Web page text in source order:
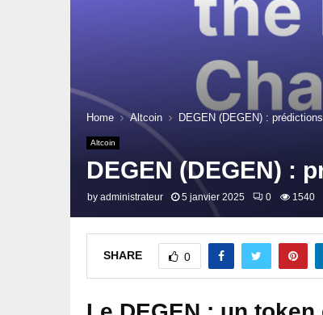
Home Altcoin DEGEN (DEGEN) :
Altcoin
DEGEN (DEGEN) :
by administrateur 5 janvier 2025 0 1540
SHARE 0